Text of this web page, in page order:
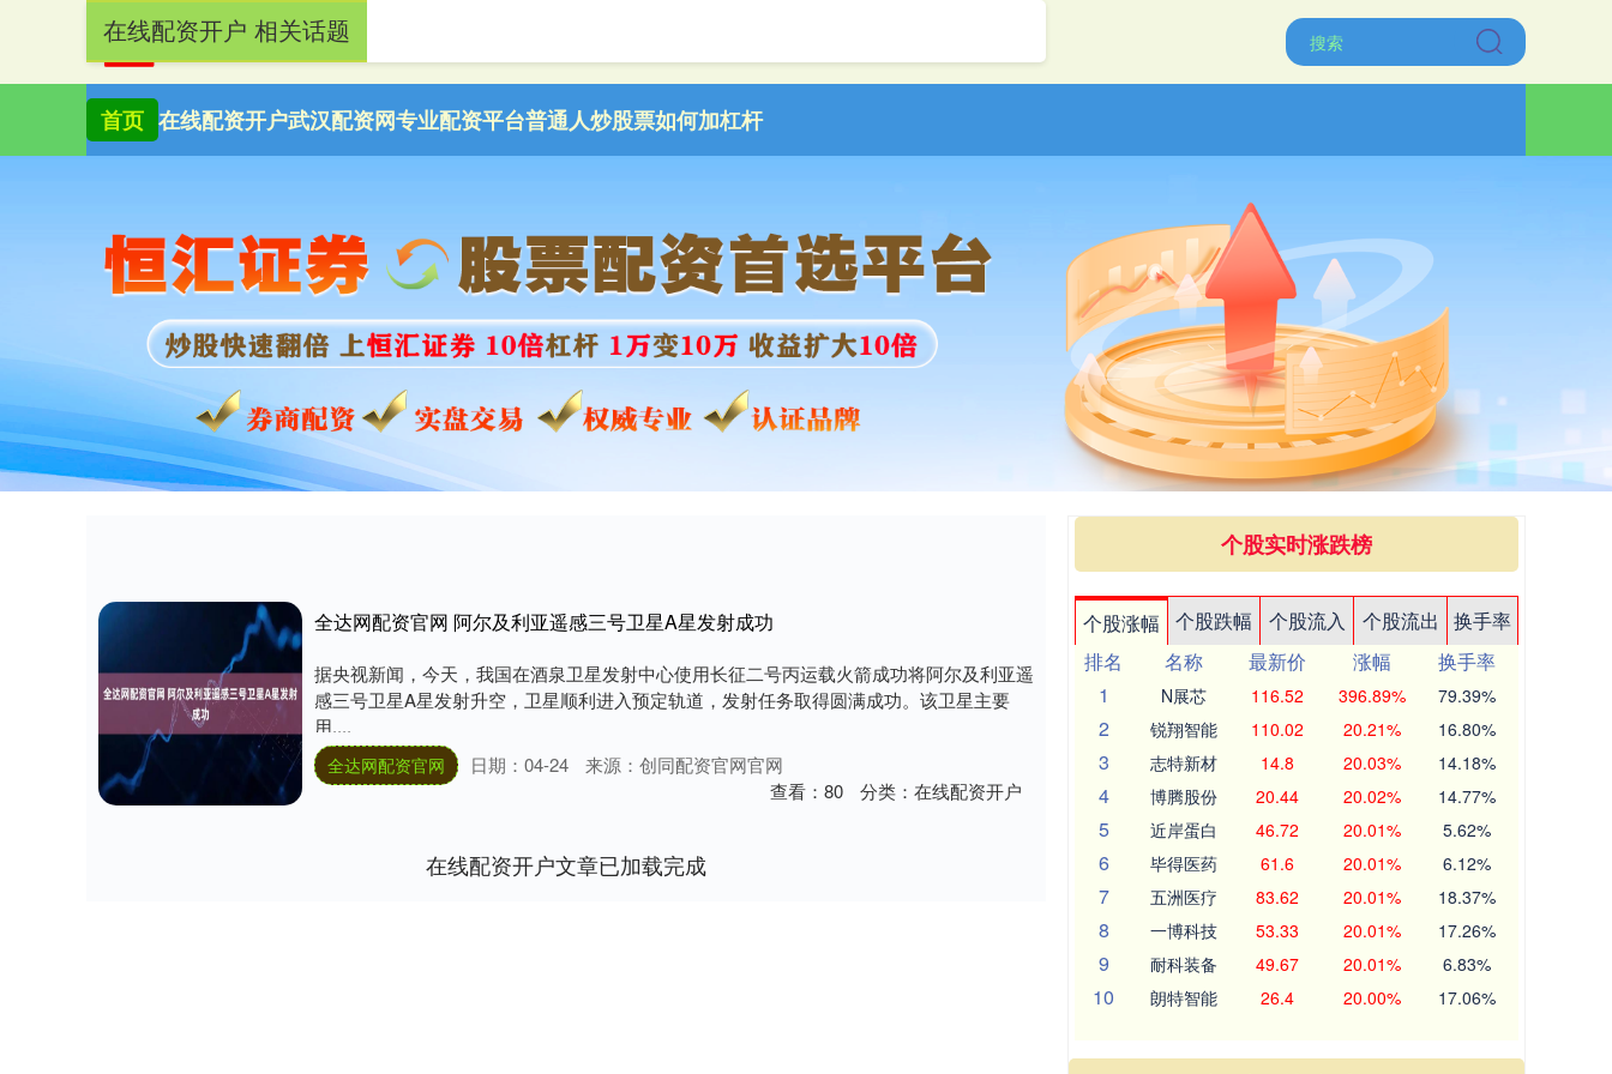
首页 在线配资开户武汉配资网专业配资平台普通人炒股票如何加杠杆
在线配资开户 相关话题
全达网配资官网 阿尔及利亚遥感三号卫星A星发射成功
据央视新闻，今天，我国在酒泉卫星发射中心使用长征二号丙运载火箭成功将阿尔及利亚遥
感三号卫星A星发射升空，卫星顺利进入预定轨道，发射任务取得圆满成功。该卫星主要
用....
全达网配资官网 日期：04-24
来源：创同配资官网官网
查看： 80 分类： 在线配资开户
在线配资开户文章已加载完成
个股实时涨跌榜
个股涨幅 个股跌幅 个股流入 个股流出
换手率
排名
名称 最新价 涨幅
换手率
1
N展芯 116.52 396.89% 79.39%
2 锐翔智能 110.02 20.21% 16.80%
3 志特新材 14.8 20.03% 14.18%
4 博腾股份 20.44 20.02% 14.77%
5 近岸蛋白 46.72 20.01% 5.62%
6 毕得医药 61.6 20.01% 6.12%
7 五洲医疗 83.62 20.01% 18.37%
8 一博科技 53.33 20.01% 17.26%
9 耐科装备 49.67 20.01% 6.83%
10 朗特智能 26.4 20.00% 17.06%